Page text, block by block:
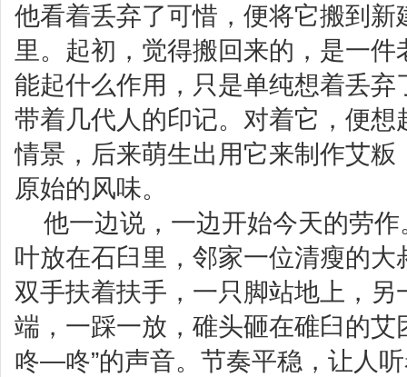
他看着丢弃了可惜，便将它搬到新
里。起初，觉得搬回来的，是一
能起什么作用，只是单纯想着丢弃
带着几代人的印记。对着它，便想
情景，后来萌生出用它来制作艾粄
原始的风味。
他一边说，一边开始今天的劳
叶放在石臼里，邻家一位清瘦的
双手扶着扶手，一只脚站地上，
端，一踩一放，碓头砸在碓臼的
咚—咚”的声音。节奏平稳，让人